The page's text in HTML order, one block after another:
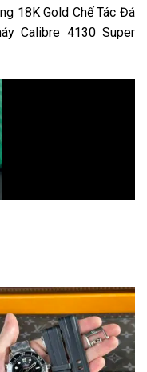
18K Gold Chế Tác Đá
Calibre 4130 Super